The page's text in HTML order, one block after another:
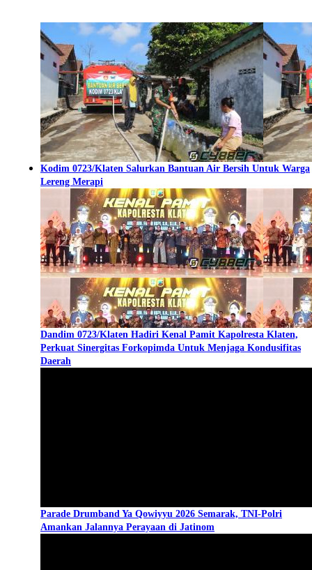
Kodim 0723/Klaten Salurkan Bantuan Air Bersih Untuk Warga
Lereng Merapi
Dandim 0723/Klaten Hadiri Kenal Pamit Kapolresta Klaten,
Perkuat Sinergitas Forkopimda Untuk Menjaga Kondusifitas
Daerah
Parade Drumband Ya Qowiyyu 2026 Semarak, TNI-Polri
Amankan Jalannya Perayaan di Jatinom